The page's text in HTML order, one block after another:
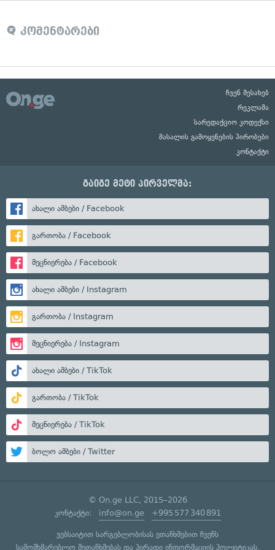
კომენტარები
ჩვენ შესახებ
რეკლამა
სარედაქციო კოდექსი
მასალის გამოყენების პირობები
კონტაქტი
გაიგე მეტი პირველმა:
ახალი ამბები / Facebook
გართობა / Facebook
მეცნიერება / Facebook
ახალი ამბები / Instagram
გართობა / Instagram
მეცნიერება / Instagram
ახალი ამბები / TikTok
გართობა / TikTok
მეცნიერება / TikTok
ბოლო ამბები / Twitter
© On.ge LLC, 2015–2026
კონტაქტი: info@on.ge +995 577 340 891
ვებსაიტით სარგებლობისას ეთანხმებით ჩვენს
სამომხმარებლო შეთანხმებასდა პირადი ინფორმაციის პოლიტიკას.